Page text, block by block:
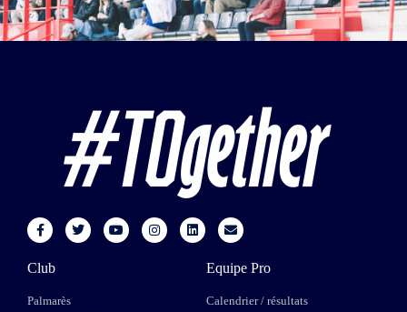
Club
Palmarès
Equipe Pro
Calendrier / résultats